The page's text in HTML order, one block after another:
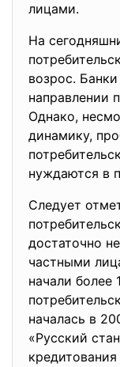
лицами.
На
возрос.
направлении
Однако,
динамику,
нуждаются в
Следует
достаточно
частными
начали более
началась в
«Русский